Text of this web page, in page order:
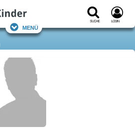
Suche Login
Menü